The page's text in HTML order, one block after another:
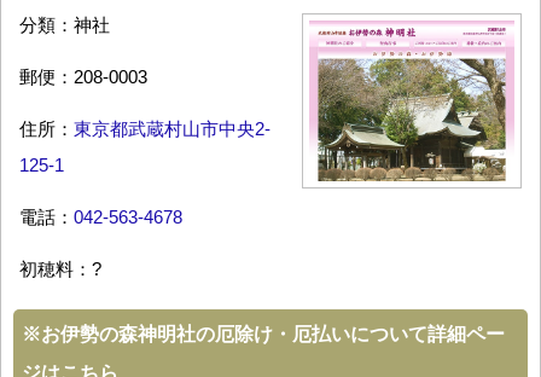
分類：神社
郵便：208-0003
住所： 東京都武蔵村山市中央2-
125-1
電話： 042-563-4678
初穂料：?
※お伊勢の森神明社の厄除け・厄払いについて詳細ペー
ジはこちら